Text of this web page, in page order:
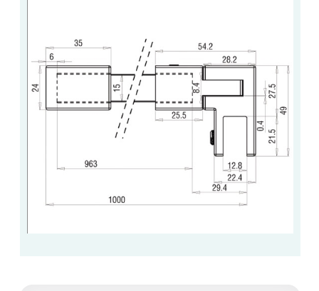
VERRE EXTRACLAIR
VERRE TREMPÉ (SÉCURIT)
PAROI DE DOUCHE